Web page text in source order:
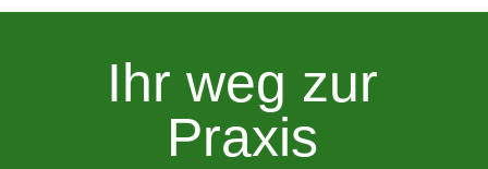
Ihr weg zur
Praxis